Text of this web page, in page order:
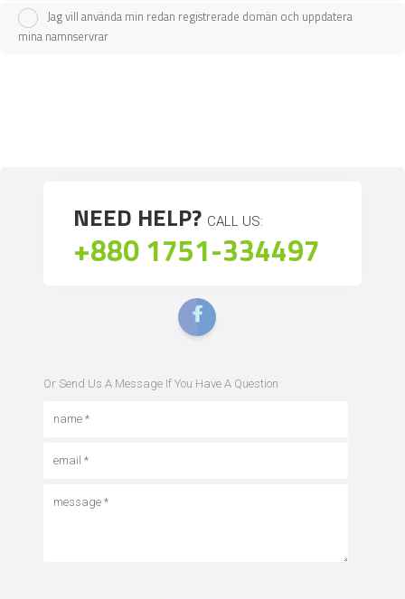
Jag vill använda min redan registrerade domän och uppdatera
mina namnservrar
NEED HELP? CALL US:
+880 1751-334497
Or Send Us A Message If You Have A Question